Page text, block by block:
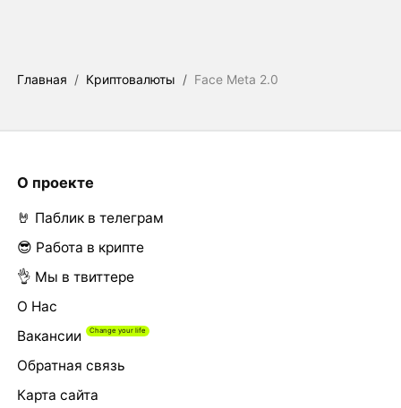
Главная / Криптовалюты / Face Meta 2.0
О проекте
🤘 Паблик в телеграм
😎 Работа в крипте
👌 Мы в твиттере
О Нас
Вакансии
Обратная связь
Карта сайта